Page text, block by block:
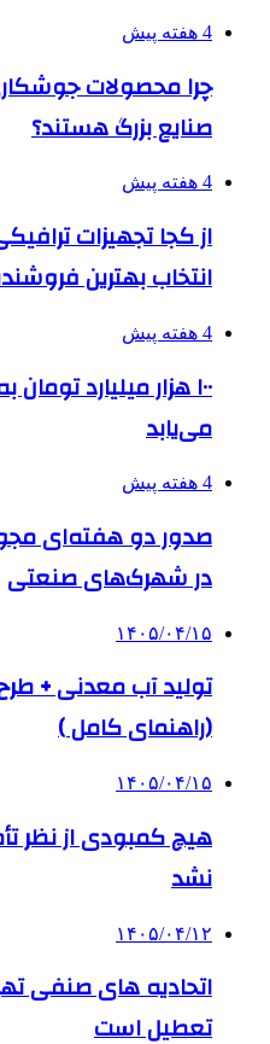
4 هفته پیش
صنایع بزرگ هستند؟
4 هفته پیش
از کجا تجهیزات
انتخاب بهترین
4 هفته پیش
۱۰۰ هزار میلیارد
می‌یابد
4 هفته پیش
صدور دو هفته‌ای
در شهرک‌های صنعتی
۱۴۰۵/۰۴/۱۵
تولید آب معدنی +
(راهنمای کامل )
۱۴۰۵/۰۴/۱۵
هیچ کمبودی از نظر
نشد
۱۴۰۵/۰۴/۱۲
تعطیل است